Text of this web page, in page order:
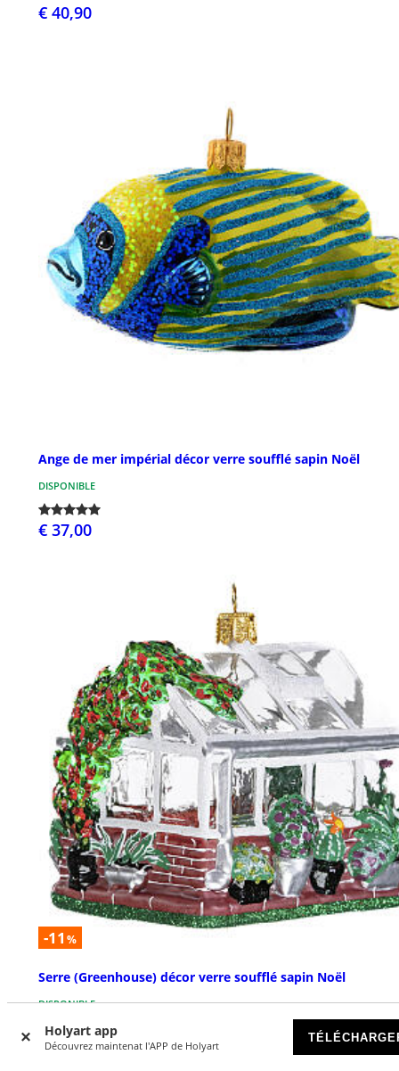
Holyart app
Découvrez maintenat l'APP de Holyart
€ 40,90
Ange de mer impérial décor verre soufflé sapin Noël
DISPONIBLE
€ 37,00
-11 %
Serre (Greenhouse) décor verre soufflé sapin Noël
DISPONIBLE
€ 49,90 € 55,90